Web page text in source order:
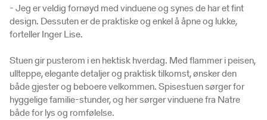
- Jeg er veldig fornøyd med vinduene og synes de har et fint
design. Dessuten er de praktiske og enkel å åpne og lukke,
forteller Inger Lise.
Stuen gir pusterom i en hektisk hverdag. Med flammer i peisen,
ullteppe, elegante detaljer og praktisk tilkomst, ønsker den
både gjester og beboere velkommen. Spisestuen sørger for
hyggelige familie-stunder, og her sørger vinduene fra Natre
både for lys og romfølelse.